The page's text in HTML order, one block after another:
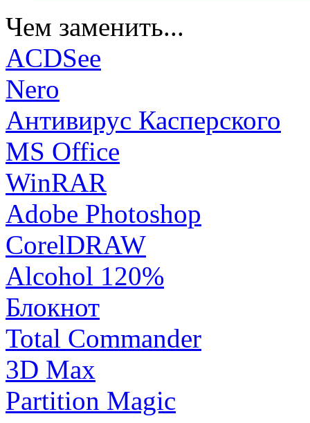
Чем заменить...
ACDSee
Nero
Антивирус Касперского
MS Office
WinRAR
Adobe Photoshop
CorelDRAW
Alcohol 120%
Блокнот
Total Commander
3D Max
Partition Magic